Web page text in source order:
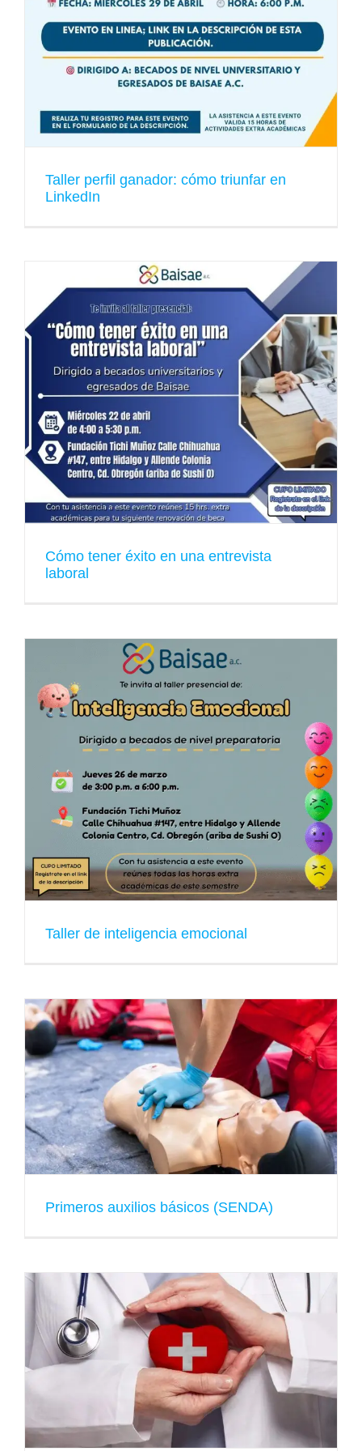
Taller perfil ganador: cómo triunfar en
LinkedIn
Cómo tener éxito en una entrevista
laboral
Taller de inteligencia emocional
Primeros auxilios básicos (SENDA)